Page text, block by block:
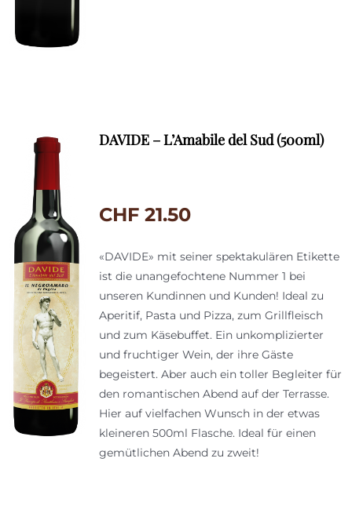
DAVIDE – L’Amabile del Sud (500ml)
CHF 21.50
«DAVIDE» mit seiner spektakulären Etikette
ist die unangefochtene Nummer 1 bei
unseren Kundinnen und Kunden! Ideal zu
Aperitif, Pasta und Pizza, zum Grillfleisch
und zum Käsebuffet. Ein unkomplizierter
und fruchtiger Wein, der ihre Gäste
begeistert. Aber auch ein toller Begleiter für
den romantischen Abend auf der Terrasse.
Hier auf vielfachen Wunsch in der etwas
kleineren 500ml Flasche. Ideal für einen
gemütlichen Abend zu zweit!